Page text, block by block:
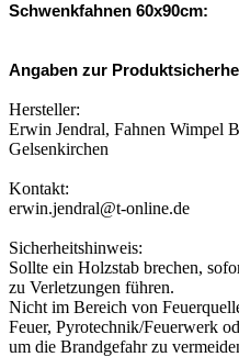
Schwenkfahnen 60x90cm:
Angaben zur
Hersteller:
Erwin Jendral, Fahnen Wimpel
Gelsenkirchen
Kontakt:
erwin.jendral@t-online.de
Sicherheitshinweis:
Sollte ein Holzstab brechen,
zu Verletzungen führen.
Nicht im Bereich von
Feuer, Pyrotechnik/Feuerwerk
um die Brandgefahr zu